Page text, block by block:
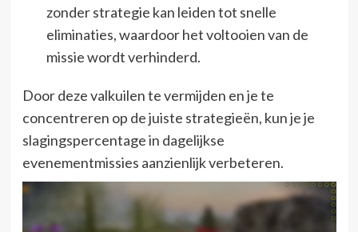
zonder strategie kan leiden tot snelle
eliminaties, waardoor het voltooien van de
missie wordt verhinderd.
Door deze valkuilen te vermijden en je te
concentreren op de juiste strategieën, kun je je
slagingspercentage in dagelijkse
evenementmissies aanzienlijk verbeteren.